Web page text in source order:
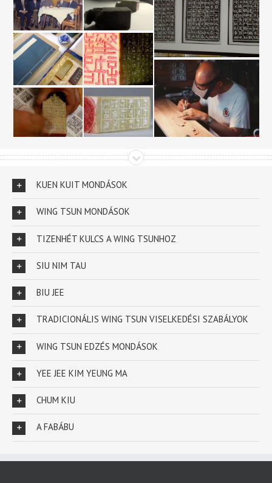
KUEN KUIT MONDÁSOK
WING TSUN MONDÁSOK
TIZENHÉT KULCS A WING TSUNHOZ
SIU NIM TAU
BIU JEE
TRADICIONÁLIS WING TSUN VISELKEDÉSI SZABÁLYOK
WING TSUN EDZÉS MONDÁSOK
YEE JEE KIM YEUNG MA
CHUM KIU
A FABÁBU